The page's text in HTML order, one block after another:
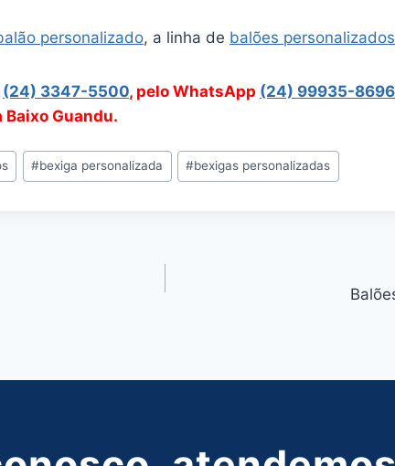
personalizado, a linha de balões personalizados
(24) 3347-5500, pelo WhatsApp (24) 99935-8696
Guandu.
#bexiga personalizada #bexigas personalizadas